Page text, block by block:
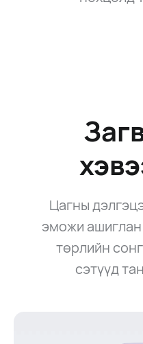
Цагны
эможи
төрлийн
сэтүүд